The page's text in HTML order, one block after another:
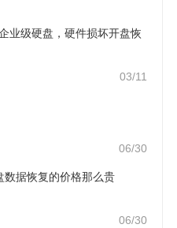
业级硬盘，硬件损坏开盘恢
03/11
06/30
数据恢复的价格那么贵
06/30